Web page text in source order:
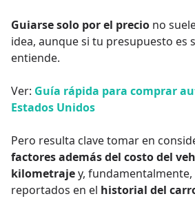
Guiarse solo por el precio no
idea, aunque si tu presupuesto es
entiende.
Ver: Guía rápida para comprar
Estados Unidos
Pero resulta clave tomar en
factores además del costo del
kilometrajey,
reportados en el historial del